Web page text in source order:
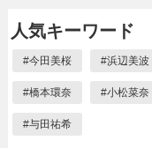
人気キーワード
#今田美桜 #浜辺美波
#橋本環奈 #小松菜奈
#与田祐希